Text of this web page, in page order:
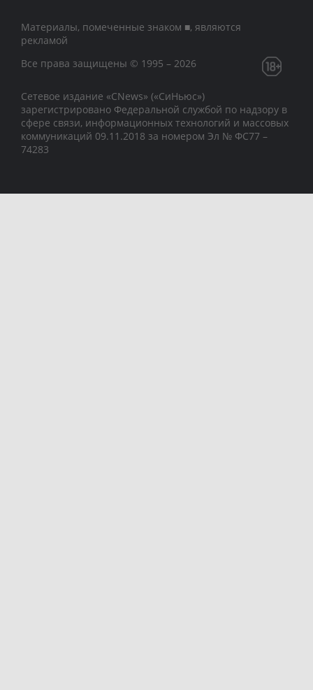
Материалы, помеченные знаком ■, являются
рекламой
Все права защищены © 1995 – 2026
Сетевое издание «CNews» («СиНьюс»)
зарегистрировано Федеральной службой по надзору в
сфере связи, информационных технологий и массовых
коммуникаций 09.11.2018 за номером Эл № ФС77 –
74283